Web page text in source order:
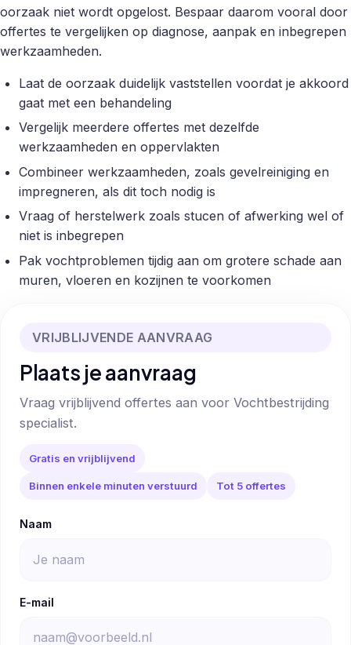
oorzaak niet wordt opgelost. Bespaar daarom vooral door
offertes te vergelijken op diagnose, aanpak en inbegrepen
werkzaamheden.
Laat de oorzaak duidelijk vaststellen voordat je akkoord
gaat met een behandeling
Vergelijk meerdere offertes met dezelfde
werkzaamheden en oppervlakten
Combineer werkzaamheden, zoals gevelreiniging en
impregneren, als dit toch nodig is
Vraag of herstelwerk zoals stucen of afwerking wel of
niet is inbegrepen
Pak vochtproblemen tijdig aan om grotere schade aan
muren, vloeren en kozijnen te voorkomen
VRIJBLIJVENDE AANVRAAG
Plaats je aanvraag
Vraag vrijblijvend offertes aan voor Vochtbestrijding
specialist.
Gratis en vrijblijvend
Binnen enkele minuten verstuurd Tot 5 offertes
Naam
E-mail